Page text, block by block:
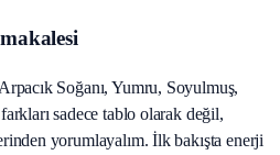
Soğanı, Yumru, Soyulmuş,
sadece tablo olarak değil,
yorumlayalım. İlk bakışta enerji